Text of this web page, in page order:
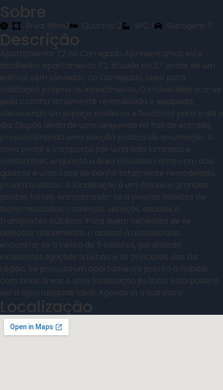
Sobre
Área: 86m2 Quartos: 2 WC: 1 Garagem: 0
Descrição
Apartamento T2 no Carregado Apresentamos este
acolhedor apartamento T2, situado no 2.º andar de um
edifício sem elevador, no Carregado, ideal para
habitação própria ou investimento. O imóvel destaca-se
pela cozinha totalmente remodelada e equipada,
oferecendo um espaço moderno e funcional para o dia a
dia. Dispõe ainda de uma despensa no hall de entrada,
proporcionando uma solução prática de arrumação. A
zona social é composta por uma sala luminosa e
confortável, enquanto a área privativa conta com dois
quartos e uma casa de banho totalmente remodelada,
pronta a utilizar. A localização é um dos seus grandes
pontos fortes, encontrando-se a poucos minutos de
supermercados, comércio, serviços, escolas e
transportes públicos. Para quem necessita de se
deslocar diariamente, o acesso à autoestrada
encontra-se a cerca de 5 minutos, garantindo
excelentes ligações a Lisboa e às principais vias da
região. Se procura um apartamento pronto a habitar,
com boas áreas e uma localização prática, esta poderá
ser a oportunidade ideal. Agende já a sua visita!
Localização